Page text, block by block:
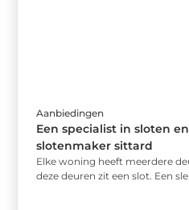
Aanbiedingen
Een specialist in sloten
slotenmaker sittard
Elke woning heeft meerdere
deze deuren zit een slot. Een